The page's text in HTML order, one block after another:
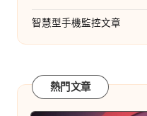
智慧型手機監控文章
熱門文章